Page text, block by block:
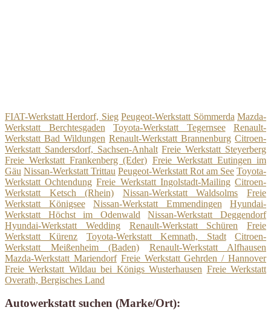
FIAT-Werkstatt Herdorf, Sieg Peugeot-Werkstatt Sömmerda Mazda-
Werkstatt Berchtesgaden
Toyota-Werkstatt Tegernsee
Renault-
Werkstatt Bad Wildungen Renault-Werkstatt Brannenburg Citroen-
Werkstatt Sandersdorf, Sachsen-Anhalt Freie Werkstatt Steyerberg
Freie Werkstatt Frankenberg (Eder) Freie Werkstatt Eutingen im
Gäu Nissan-Werkstatt Trittau Peugeot-Werkstatt Rot am See Toyota-
Werkstatt Ochtendung Freie Werkstatt Ingolstadt-Mailing Citroen-
Werkstatt Ketsch (Rhein)
Nissan-Werkstatt Waldsolms
Freie
Werkstatt Königsee
Nissan-Werkstatt Emmendingen
Hyundai-
Werkstatt Höchst im Odenwald
Nissan-Werkstatt Deggendorf
Hyundai-Werkstatt Wedding
Renault-Werkstatt Schüren
Freie
Werkstatt Kürenz
Toyota-Werkstatt Kemnath, Stadt
Citroen-
Werkstatt Meißenheim (Baden)
Renault-Werkstatt Alfhausen
Mazda-Werkstatt Mariendorf Freie Werkstatt Gehrden / Hannover
Freie Werkstatt Wildau bei Königs Wusterhausen Freie Werkstatt
Overath, Bergisches Land
Autowerkstatt suchen (Marke/Ort):